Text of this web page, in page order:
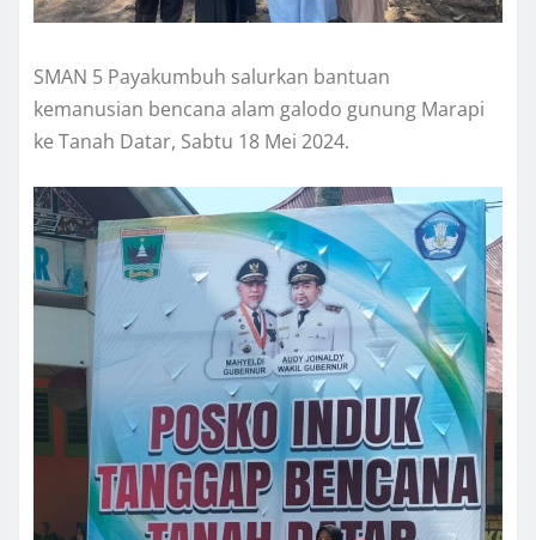
SMAN 5 Payakumbuh salurkan bantuan
kemanusian bencana alam galodo gunung Marapi
ke Tanah Datar, Sabtu 18 Mei 2024.